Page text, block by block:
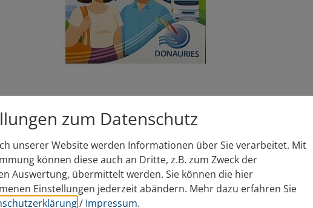
und Bahnen 2026 im Landkreis
mit der Verkehrsgemeinschaft
für das Jahr 2026 im Landkreis
zum Datenschutz
unserer Website werden Informationen über Sie verarbeitet. Mit
können diese auch an Dritte, z.B. zum Zweck der
Auswertung, übermittelt werden. Sie können die hier
Einstellungen jederzeit abändern. Mehr dazu erfahren Sie
/ Impressum.